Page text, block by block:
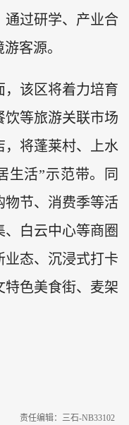
通过研学、产业合
客源。
，该区将着力培育
等旅游关联市场
，将蓬莱村、上水
生活”示范带。同
物节、消费季等活
白云中心等商圈
态、沉浸式打卡
色美食街、麦架
责任编辑：三石-NB33102